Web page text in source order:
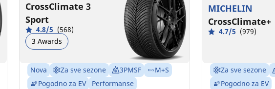
CrossClimate 3
Sport
4.8/5 (568)
3 Awards
Nova Za sve sezone 3PMSF
M+S
Pogodno za EV
Performanse
MICHELIN
CrossClimate+
4.7/5 (979)
Za sve sezone
Pogodno za EV